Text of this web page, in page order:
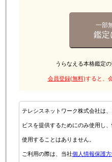
一部
鑑定
うらなえる本格鑑定
会員登録(無料)すると、
テレシスネットワーク株式会社は
ビスを提供するためにのみ使用し
使用することはありません。
ご利用の際は、当社個人情報保護